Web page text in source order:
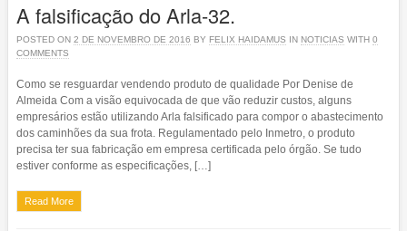
A falsificação do Arla-32.
POSTED ON 2 DE NOVEMBRO DE 2016 BY FELIX HAIDAMUS IN NOTICIAS WITH 0
COMMENTS
Como se resguardar vendendo produto de qualidade Por Denise de
Almeida Com a visão equivocada de que vão reduzir custos, alguns
empresários estão utilizando Arla falsificado para compor o abastecimento
dos caminhões da sua frota. Regulamentado pelo Inmetro, o produto
precisa ter sua fabricação em empresa certificada pelo órgão. Se tudo
estiver conforme as especificações, […]
Read More